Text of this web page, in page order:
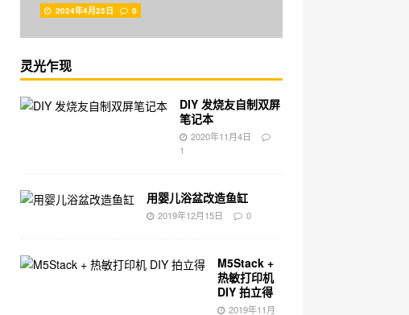
2024年4月25日 0
灵光乍现
DIY 发烧友自制双屏
笔记本
2020年11月4日
1
用婴儿浴盆改造鱼缸
2019年12月15日 0
M5Stack +
热敏打印机
DIY 拍立得
2019年11月